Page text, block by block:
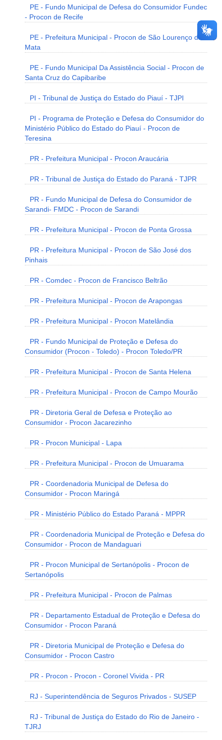
PE - Fundo Municipal de Defesa do Consumidor Fundec
- Procon de Recife
PE - Prefeitura Municipal - Procon de São Lourenço da
Mata
PE - Fundo Municipal Da Assistência Social - Procon de
Santa Cruz do Capibaribe
PI - Tribunal de Justiça do Estado do Piauí - TJPI
PI - Programa de Proteção e Defesa do Consumidor do
Ministério Público do Estado do Piauí - Procon de
Teresina
PR - Prefeitura Municipal - Procon Araucária
PR - Tribunal de Justiça do Estado do Paraná - TJPR
PR - Fundo Municipal de Defesa do Consumidor de
Sarandi- FMDC - Procon de Sarandi
PR - Prefeitura Municipal - Procon de Ponta Grossa
PR - Prefeitura Municipal - Procon de São José dos
Pinhais
PR - Comdec - Procon de Francisco Beltrão
PR - Prefeitura Municipal - Procon de Arapongas
PR - Prefeitura Municipal - Procon Matelândia
PR - Fundo Municipal de Proteção e Defesa do
Consumidor (Procon - Toledo) - Procon Toledo/PR
PR - Prefeitura Municipal - Procon de Santa Helena
PR - Prefeitura Municipal - Procon de Campo Mourão
PR - Diretoria Geral de Defesa e Proteção ao
Consumidor - Procon Jacarezinho
PR - Procon Municipal - Lapa
PR - Prefeitura Municipal - Procon de Umuarama
PR - Coordenadoria Municipal de Defesa do
Consumidor - Procon Maringá
PR - Ministério Público do Estado Paraná - MPPR
PR - Coordenadoria Municipal de Proteção e Defesa do
Consumidor - Procon de Mandaguari
PR - Procon Municipal de Sertanópolis - Procon de
Sertanópolis
PR - Prefeitura Municipal - Procon de Palmas
PR - Departamento Estadual de Proteção e Defesa do
Consumidor - Procon Paraná
PR - Diretoria Municipal de Proteção e Defesa do
Consumidor - Procon Castro
PR - Procon - Procon - Coronel Vivida - PR
RJ - Superintendência de Seguros Privados - SUSEP
RJ - Tribunal de Justiça do Estado do Rio de Janeiro -
TJRJ